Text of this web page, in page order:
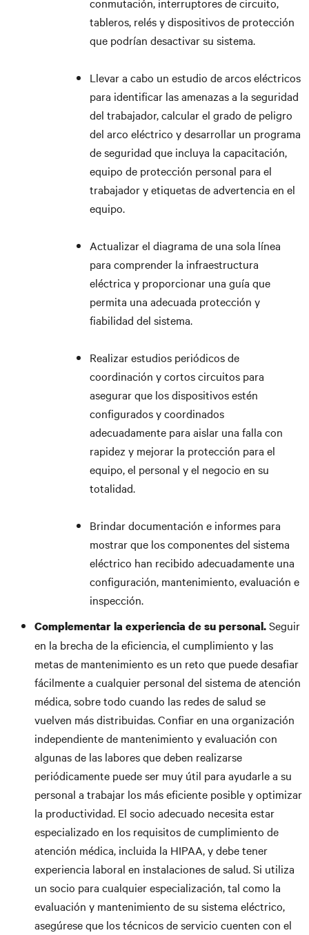
tableros, relés y dispositivos de protección
que podrían desactivar su sistema.
Llevar a cabo un estudio de arcos eléctricos
para identificar las amenazas a la seguridad
del trabajador, calcular el grado de peligro
del arco eléctrico y desarrollar un programa
de seguridad que incluya la capacitación,
equipo de protección personal para el
trabajador y etiquetas de advertencia en el
equipo.
Actualizar el diagrama de una sola línea
para comprender la infraestructura
eléctrica y proporcionar una guía que
permita una adecuada protección y
fiabilidad del sistema.
Realizar estudios periódicos de
coordinación y cortos circuitos para
asegurar que los dispositivos estén
configurados y coordinados
adecuadamente para aislar una falla con
rapidez y mejorar la protección para el
equipo, el personal y el negocio en su
totalidad.
Brindar documentación e informes para
mostrar que los componentes del sistema
eléctrico han recibido adecuadamente una
configuración, mantenimiento, evaluación e
inspección.
Complementar la experiencia de su personal.Seguir
en la brecha de la eficiencia, el cumplimiento y las
metas de mantenimiento es un reto que puede desafiar
fácilmente a cualquier personal del sistema de atención
médica, sobre todo cuando las redes de salud se
vuelven más distribuidas. Confiar en una organización
independiente de mantenimiento y evaluación con
algunas de las labores que deben realizarse
periódicamente puede ser muy útil para ayudarle a su
personal a trabajar los más eficiente posible y optimizar
la productividad. El socio adecuado necesita estar
especializado en los requisitos de cumplimiento de
atención médica, incluida la HIPAA, y debe tener
experiencia laboral en instalaciones de salud. Si utiliza
un socio para cualquier especialización, tal como la
evaluación y mantenimiento de su sistema eléctrico,
asegúrese que los técnicos de servicio cuenten con el